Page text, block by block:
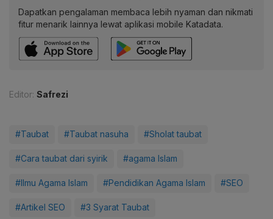
Dapatkan pengalaman membaca lebih nyaman dan nikmati
fitur menarik lainnya lewat aplikasi mobile Katadata.
Editor: Safrezi
#Taubat #Taubat nasuha #Sholat taubat
#Cara taubat dari syirik #agama Islam
#Ilmu Agama Islam #Pendidikan Agama Islam #SEO
#Artikel SEO #3 Syarat Taubat